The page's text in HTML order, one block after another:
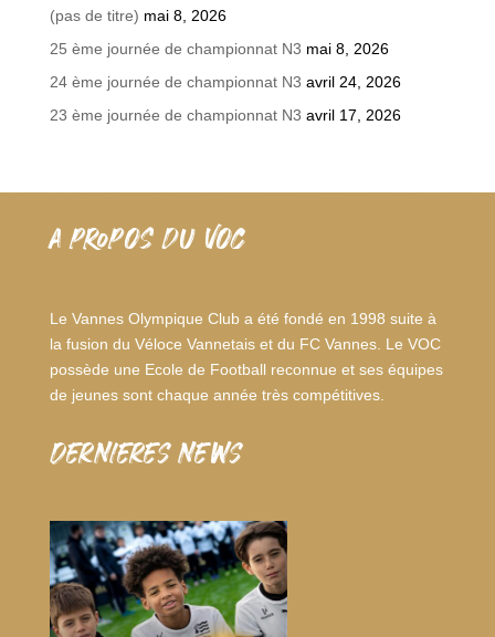
(pas de titre) mai 8, 2026
25 ème journée de championnat N3 mai 8, 2026
24 ème journée de championnat N3 avril 24, 2026
23 ème journée de championnat N3 avril 17, 2026
A PROPOS DU VOC
Le Vannes Olympique Club a été fondé en 1998 suite à
la fusion du Véloce Vannetais et du FC Vannes. Le VOC
possède une Ecole de Football reconnue et ses équipes
de jeunes sont chaque année très compétitives.
dernieres news